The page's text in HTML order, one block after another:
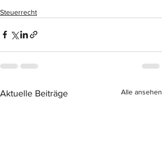
Steuerrecht
Aktuelle Beiträge Alle ansehen